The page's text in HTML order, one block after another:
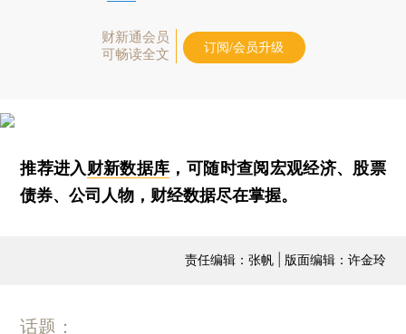
财新通会员
可畅读全文
订阅/会员升级
推荐进入财新数据库 ，可随时查阅宏观经济、股票
债券、公司人物，财经数据尽在掌握。
责任编辑：张帆 | 版面编辑：许金玲
话题：